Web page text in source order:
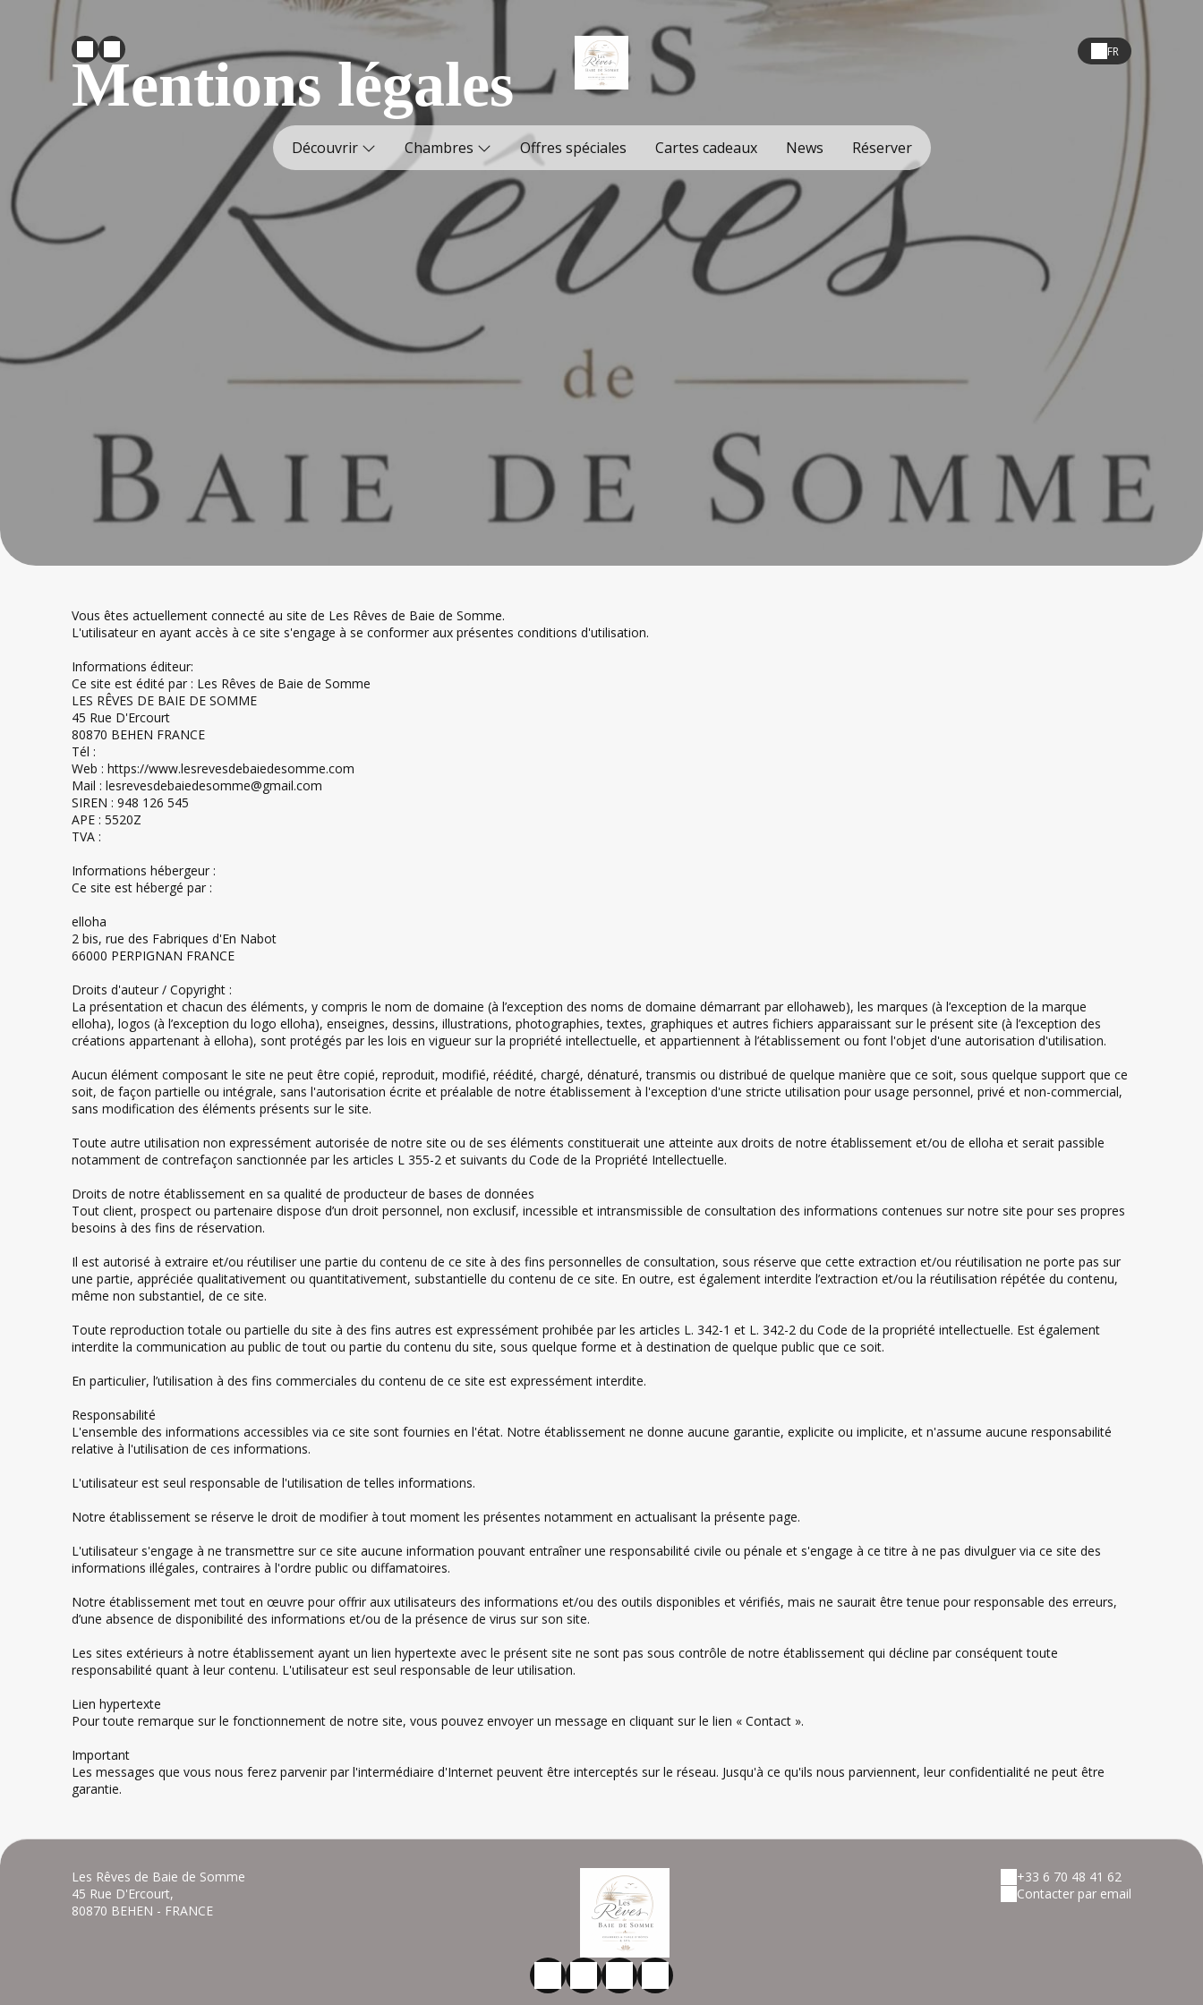
FR
Découvrir Chambres Offres spéciales Cartes cadeaux News Réserver
Mentions légales
Vous êtes actuellement connecté au site de Les Rêves de Baie de Somme.
L'utilisateur en ayant accès à ce site s'engage à se conformer aux présentes conditions d'utilisation.
Informations éditeur:
Ce site est édité par : Les Rêves de Baie de Somme
LES RÊVES DE BAIE DE SOMME
45 Rue D'Ercourt
80870 BEHEN FRANCE
Tél :
Web : https://www.lesrevesdebaiedesomme.com
Mail : lesrevesdebaiedesomme@gmail.com
SIREN : 948 126 545
APE : 5520Z
TVA :
Informations hébergeur :
Ce site est hébergé par :
elloha
2 bis, rue des Fabriques d'En Nabot
66000 PERPIGNAN FRANCE
Droits d'auteur / Copyright :
La présentation et chacun des éléments, y compris le nom de domaine (à l’exception des noms de domaine démarrant par ellohaweb), les marques (à l’exception de la marque
elloha), logos (à l’exception du logo elloha), enseignes, dessins, illustrations, photographies, textes, graphiques et autres fichiers apparaissant sur le présent site (à l’exception des
créations appartenant à elloha), sont protégés par les lois en vigueur sur la propriété intellectuelle, et appartiennent à l’établissement ou font l'objet d'une autorisation d'utilisation.
Aucun élément composant le site ne peut être copié, reproduit, modifié, réédité, chargé, dénaturé, transmis ou distribué de quelque manière que ce soit, sous quelque support que ce
soit, de façon partielle ou intégrale, sans l'autorisation écrite et préalable de notre établissement à l'exception d'une stricte utilisation pour usage personnel, privé et non-commercial,
sans modification des éléments présents sur le site.
Toute autre utilisation non expressément autorisée de notre site ou de ses éléments constituerait une atteinte aux droits de notre établissement et/ou de elloha et serait passible
notamment de contrefaçon sanctionnée par les articles L 355-2 et suivants du Code de la Propriété Intellectuelle.
Droits de notre établissement en sa qualité de producteur de bases de données
Tout client, prospect ou partenaire dispose d’un droit personnel, non exclusif, incessible et intransmissible de consultation des informations contenues sur notre site pour ses propres
besoins à des fins de réservation.
Il est autorisé à extraire et/ou réutiliser une partie du contenu de ce site à des fins personnelles de consultation, sous réserve que cette extraction et/ou réutilisation ne porte pas sur
une partie, appréciée qualitativement ou quantitativement, substantielle du contenu de ce site. En outre, est également interdite l’extraction et/ou la réutilisation répétée du contenu,
même non substantiel, de ce site.
Toute reproduction totale ou partielle du site à des fins autres est expressément prohibée par les articles L. 342-1 et L. 342-2 du Code de la propriété intellectuelle. Est également
interdite la communication au public de tout ou partie du contenu du site, sous quelque forme et à destination de quelque public que ce soit.
En particulier, l’utilisation à des fins commerciales du contenu de ce site est expressément interdite.
Responsabilité
L'ensemble des informations accessibles via ce site sont fournies en l'état. Notre établissement ne donne aucune garantie, explicite ou implicite, et n'assume aucune responsabilité
relative à l'utilisation de ces informations.
L'utilisateur est seul responsable de l'utilisation de telles informations.
Notre établissement se réserve le droit de modifier à tout moment les présentes notamment en actualisant la présente page.
L'utilisateur s'engage à ne transmettre sur ce site aucune information pouvant entraîner une responsabilité civile ou pénale et s'engage à ce titre à ne pas divulguer via ce site des
informations illégales, contraires à l'ordre public ou diffamatoires.
Notre établissement met tout en œuvre pour offrir aux utilisateurs des informations et/ou des outils disponibles et vérifiés, mais ne saurait être tenue pour responsable des erreurs,
d’une absence de disponibilité des informations et/ou de la présence de virus sur son site.
Les sites extérieurs à notre établissement ayant un lien hypertexte avec le présent site ne sont pas sous contrôle de notre établissement qui décline par conséquent toute
responsabilité quant à leur contenu. L'utilisateur est seul responsable de leur utilisation.
Lien hypertexte
Pour toute remarque sur le fonctionnement de notre site, vous pouvez envoyer un message en cliquant sur le lien « Contact ».
Important
Les messages que vous nous ferez parvenir par l'intermédiaire d'Internet peuvent être interceptés sur le réseau. Jusqu'à ce qu'ils nous parviennent, leur confidentialité ne peut être
garantie.
Les Rêves de Baie de Somme
45 Rue D'Ercourt,
80870 BEHEN - FRANCE
+33 6 70 48 41 62
Contacter par email